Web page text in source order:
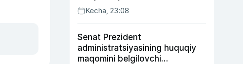
Kecha, 23:08
Senat Prezident
administratsiyasining huquqiy
maqomini belgilovchi